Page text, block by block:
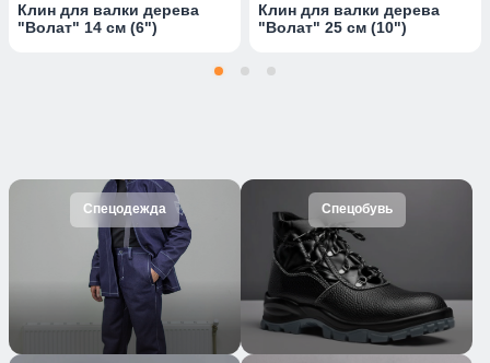
Клин для валки дерева
"Волат" 14 см (6")
Клин для валки дерева
"Волат" 25 см (10")
Спецодежда Спецобувь